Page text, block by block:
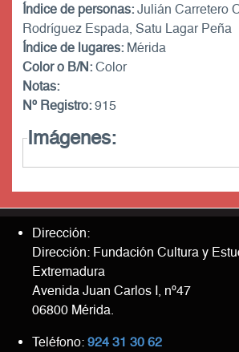
Índice de personas:Julián Carretero
Rodríguez Espada, Satu Lagar Peña
Índice de lugares:Mérida
Color o B/N:Color
Notas:
Nº Registro:915
Imágenes:
Dirección:
Dirección: Fundación Cultura y
Extremadura
Avenida Juan Carlos I, nº47
06800 Mérida.
Teléfono: 924 31 30 62